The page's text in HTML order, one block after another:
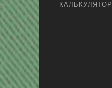
КАЛЬКУЛЯТОР